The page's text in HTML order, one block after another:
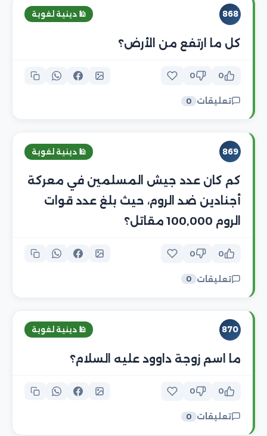
868 🕌 دينية لغوية
كل ما ارتفع من الأرض؟
0
0
تعليقات 0
869 🕌 دينية لغوية
كم كان عدد جيش المسلمين في معركة
أجنادين ضد الروم، حيث بلغ عدد قوات
الروم 100,000 مقاتل؟
0
0
تعليقات 0
870 🕌 دينية لغوية
ما اسم زوجة داوود عليه السلام؟
0
0
تعليقات 0